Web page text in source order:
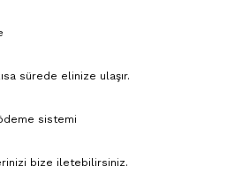
sürede elinize ulaşır.
sistemi
bize iletebilirsiniz.